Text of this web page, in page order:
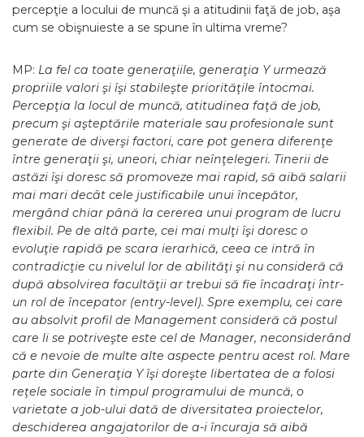
percepţie a locului de muncă şi a atitudinii faţă de job, aşa
cum se obişnuieste a se spune în ultima vreme?
MP: La fel ca toate generaţiile, generaţia Y urmează
propriile valori şi îşi stabileşte priorităţile întocmai.
Percepţia la locul de muncă, atitudinea faţă de job,
precum şi aşteptările materiale sau profesionale sunt
generate de diverşi factori, care pot genera diferenţe
între generaţii şi, uneori, chiar neînţelegeri. Tinerii de
astăzi îşi doresc să promoveze mai rapid, să aibă salarii
mai mari decât cele justificabile unui începător,
mergând chiar până la cererea unui program de lucru
flexibil. Pe de altă parte, cei mai mulţi îşi doresc o
evoluţie rapidă pe scara ierarhică, ceea ce intră în
contradicţie cu nivelul lor de abilităţi şi nu consideră că
după absolvirea facultăţii ar trebui să fie încadraţi într-
un rol de începator (entry-level). Spre exemplu, cei care
au absolvit profil de Management consideră că postul
care li se potriveşte este cel de Manager, neconsiderând
că e nevoie de multe alte aspecte pentru acest rol. Mare
parte din Generaţia Y îşi doreşte libertatea de a folosi
reţele sociale în timpul programului de muncă, o
varietate a job-ului dată de diversitatea proiectelor,
deschiderea angajatorilor de a-i încuraja să aibă